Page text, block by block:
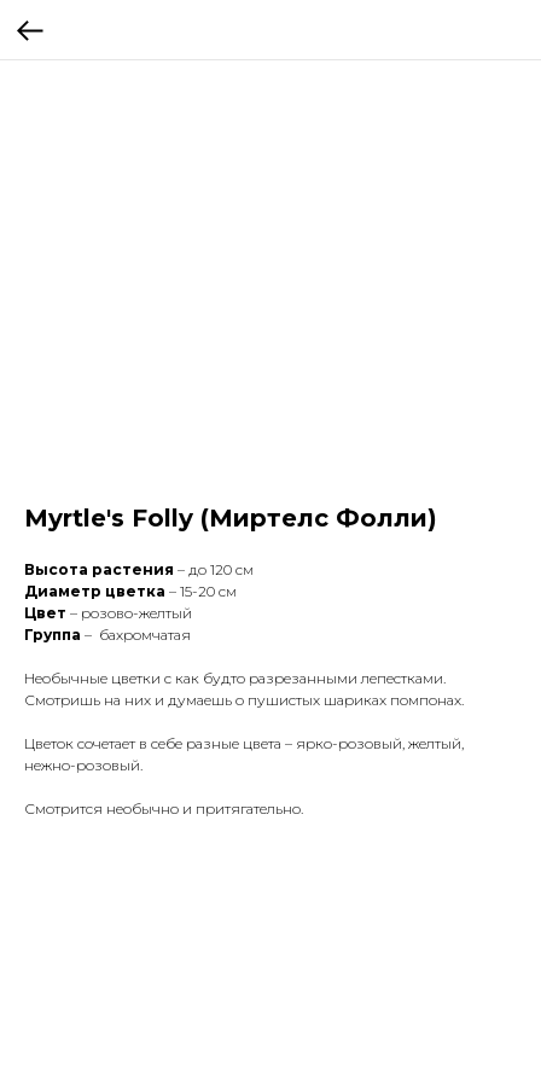
Myrtle's Folly (Миртелс Фолли)
Высота растения – до 120 см
Диаметр цветка – 15-20 см
Цвет – розово-желтый
Группа – бахромчатая
Необычные цветки с как будто разрезанными лепестками.
Смотришь на них и думаешь о пушистых шариках помпонах.
Цветок сочетает в себе разные цвета – ярко-розовый, желтый,
нежно-розовый.
Смотрится необычно и притягательно.